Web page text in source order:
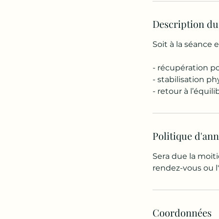
Description
Soit à la séance
- récupération
- stabilisation
- retour à
Politique
Sera due la
Coordonnées